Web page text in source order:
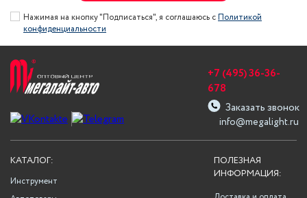
Нажимая на кнопку "Подписаться", я соглашаюсь сПолитикой
конфиденциальности
info@megalight.ru
+7 (495) 36-36-
678
Заказать звонок
ПОЛЕЗНАЯ
ИНФОРМАЦИЯ:
КАТАЛОГ:
Инструмент